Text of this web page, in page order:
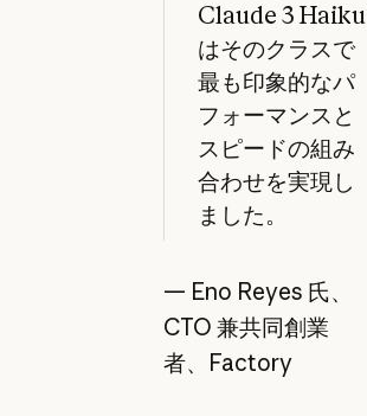
Claude 3 Haiku
はそのクラスで
最も印象的なパ
フォーマンスと
スピードの組み
合わせを実現し
ました。
— Eno Reyes 氏、
CTO 兼共同創業
者、Factory